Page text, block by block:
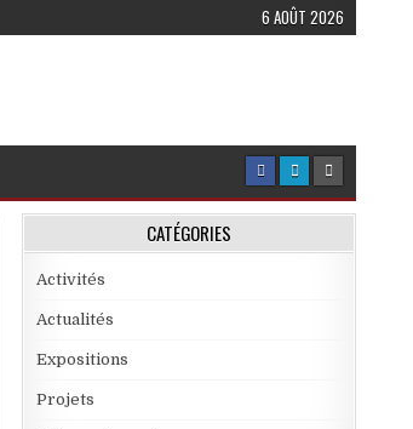
6 AOÛT 2026
CATÉGORIES
Activités
Actualités
Expositions
Projets